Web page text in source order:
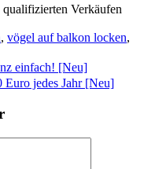
Verkäufen
, vögel auf balkon locken,
einfach! [Neu]
Euro jedes Jahr [Neu]